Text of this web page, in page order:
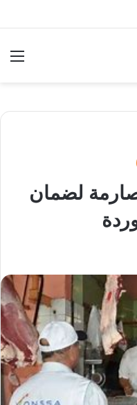
صارمة لضمان